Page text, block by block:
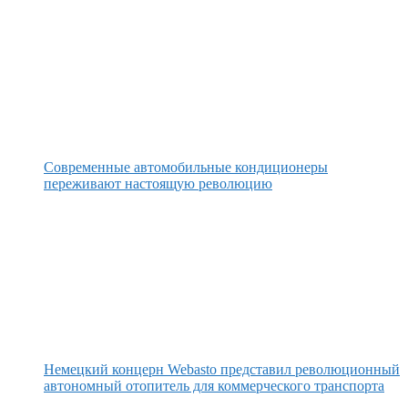
Современные автомобильные кондиционеры
переживают настоящую революцию
Немецкий концерн Webasto представил революционный
автономный отопитель для коммерческого транспорта